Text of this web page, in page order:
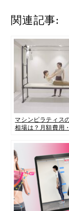
関連記事:
マシンピラティス
相場は？月額費用
を徹底解説